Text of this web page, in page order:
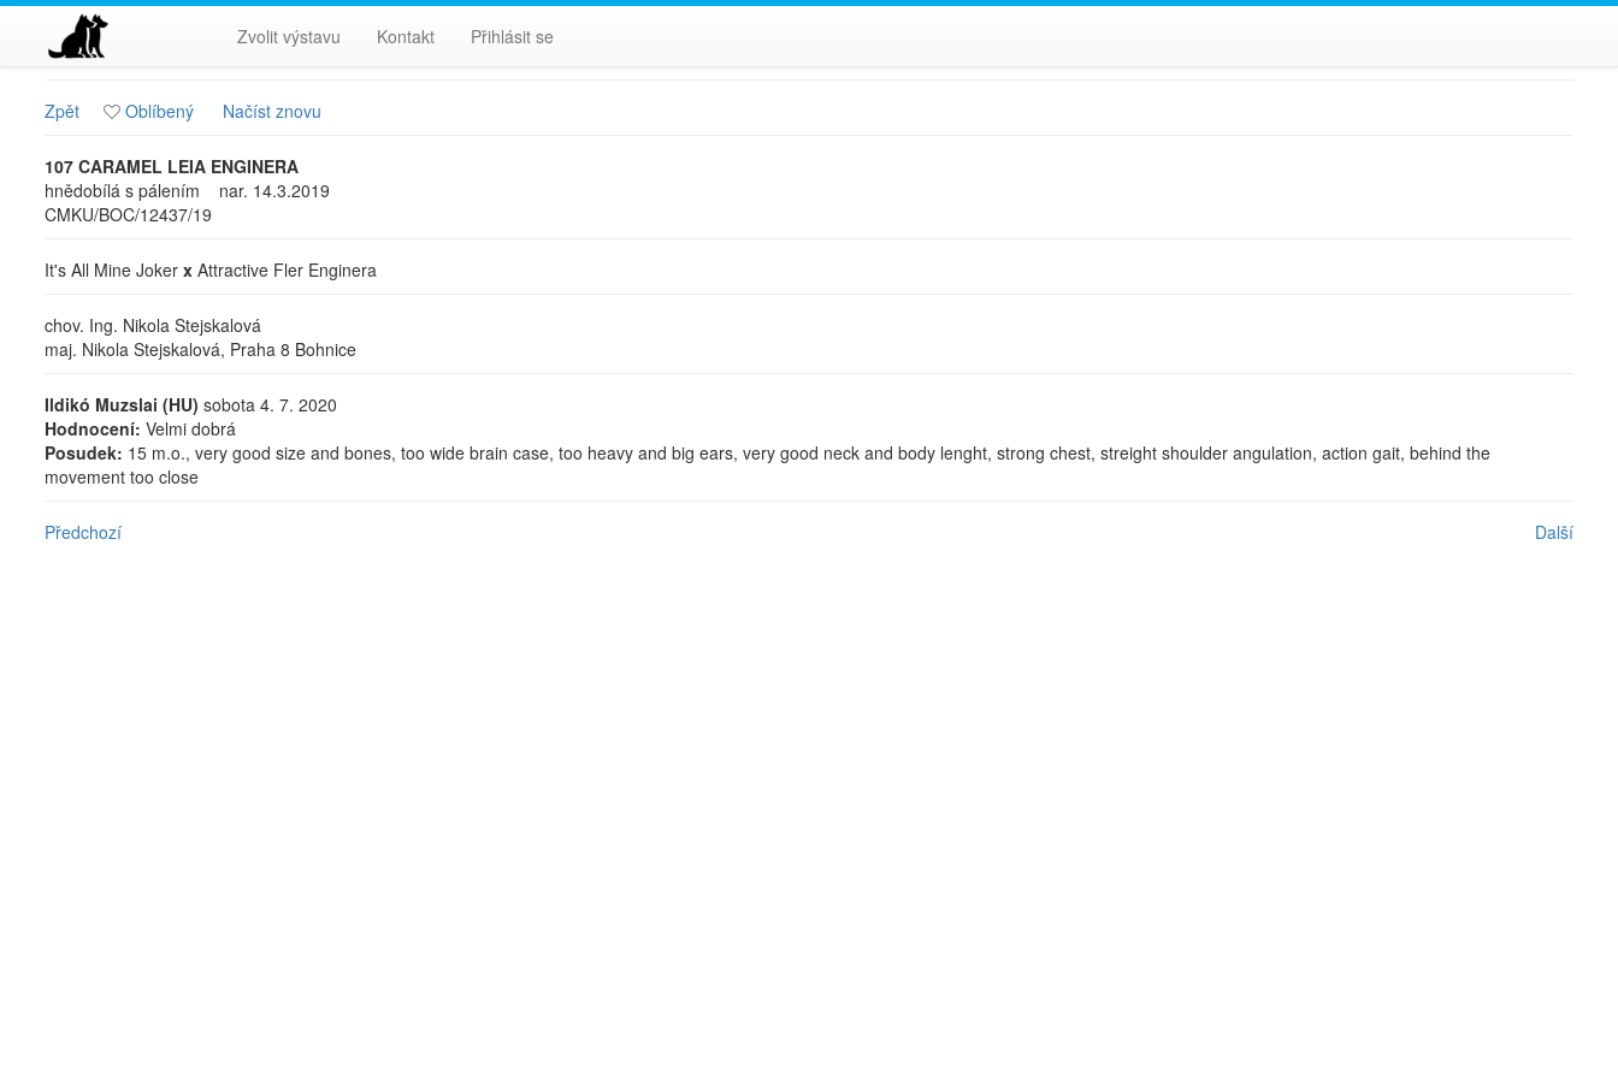
Zvolit výstavu Kontakt Přihlásit se
Zpět Oblíbený Načíst znovu
107 CARAMEL LEIA ENGINERA
hnědobílá s pálením
nar. 14.3.2019
CMKU/BOC/12437/19
It's All Mine Joker x Attractive Fler Enginera
chov. Ing. Nikola Stejskalová
maj. Nikola Stejskalová, Praha 8 Bohnice
Ildikó Muzslai (HU) sobota 4. 7. 2020
Hodnocení: Velmi dobrá
Posudek: 15 m.o., very good size and bones, too wide brain case, too heavy and big ears, very good neck and body lenght, strong chest, streight shoulder angulation, action gait, behind the
movement too close
Předchozí Další